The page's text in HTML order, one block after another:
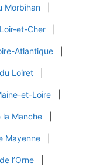
Morbihan
et-Cher
Atlantique
Loiret
et-Loire
la Manche
Mayenne
l’Orne